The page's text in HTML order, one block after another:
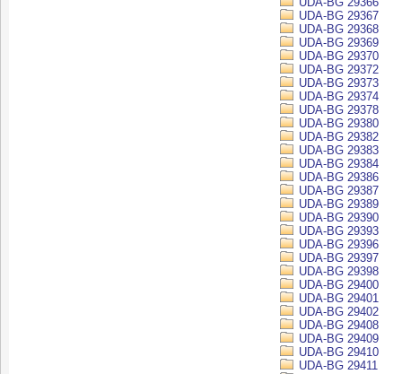
UDA-BG 29367
UDA-BG 29368
UDA-BG 29369
UDA-BG 29370
UDA-BG 29372
UDA-BG 29373
UDA-BG 29374
UDA-BG 29378
UDA-BG 29380
UDA-BG 29382
UDA-BG 29383
UDA-BG 29384
UDA-BG 29386
UDA-BG 29387
UDA-BG 29389
UDA-BG 29390
UDA-BG 29393
UDA-BG 29396
UDA-BG 29397
UDA-BG 29398
UDA-BG 29400
UDA-BG 29401
UDA-BG 29402
UDA-BG 29408
UDA-BG 29409
UDA-BG 29410
UDA-BG 29411